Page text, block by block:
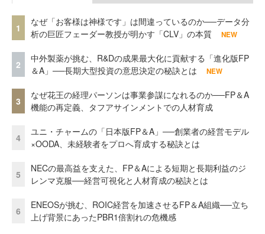
1
なぜ「お客様は神様です」は間違っているのか──データ分
析の巨匠フェーダー教授が明かす「CLV」の本質
NEW
2
中外製薬が挑む、R&Dの成果最大化に貢献する「進化版FP
＆A」──長期大型投資の意思決定の秘訣とは
NEW
3
なぜ花王の経理パーソンは事業参謀になれるのか──FP＆A
機能の再定義、タフアサインメントでの人材育成
4
ユニ・チャームの「日本版FP＆A」──創業者の経営モデル
×OODA、未経験者をプロへ育成する秘訣とは
5
NECの最高益を支えた、FP＆Aによる短期と長期利益のジ
レンマ克服──経営可視化と人材育成の秘訣とは
6
ENEOSが挑む、ROIC経営を加速させるFP＆A組織──立ち
上げ背景にあったPBR1倍割れの危機感